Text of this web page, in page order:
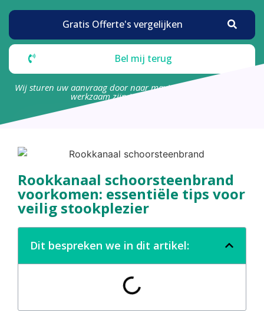
Gratis Offerte's vergelijken
Bel mij terug
Wij sturen uw aanvraag door naar maximaal 4 bedrijven die
werkzaam zijn in uw omgeving.
Rookkanaal schoorsteenbrand
voorkomen: essentiële tips voor
veilig stookplezier
Dit bespreken we in dit artikel: